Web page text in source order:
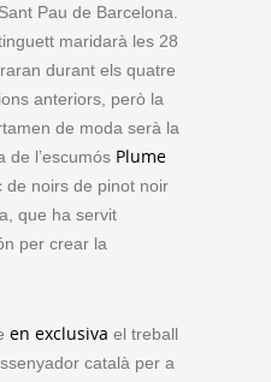
Pau de Barcelona.
maridarà les 28
durant els quatre
anteriors, però la
de moda serà la
de l’escumós Plume
de noirs de pinot noir
que ha servit
per crear la
en exclusiva el treball
català per a